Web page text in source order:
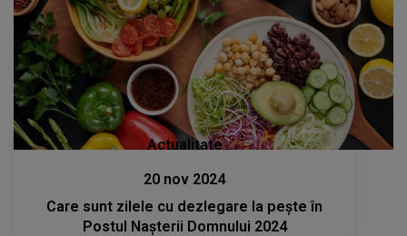
Actualitate
20 nov 2024
Care sunt zilele cu dezlegare la pește în
Postul Nașterii Domnului 2024